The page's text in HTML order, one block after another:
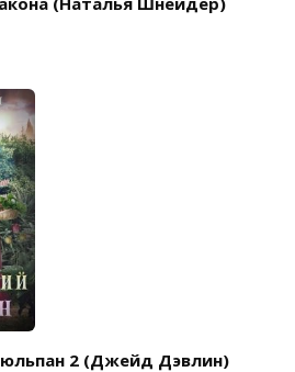
2 (Джейд Дэвлин)